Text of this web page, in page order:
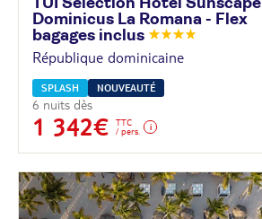
TUI Sélection Hôtel Sunscape
Dominicus La Romana - Flex
bagages inclus
République dominicaine
SPLASH NOUVEAUTÉ
6 nuits dès
1 342€
TTC
/ pers.